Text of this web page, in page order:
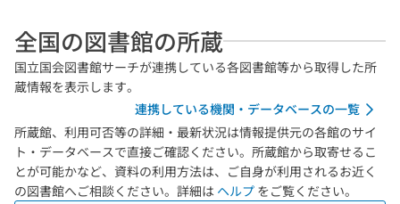
全国の図書館の所蔵
国立国会図書館サーチが連携している各図書館等から取得した所
蔵情報を表示します。
連携している機関・データベースの一覧
所蔵館、利用可否等の詳細・最新状況は情報提供元の各館のサイ
ト・データベースで直接ご確認ください。所蔵館から取寄せるこ
とが可能かなど、資料の利用方法は、ご自身が利用されるお近く
の図書館へご相談ください。詳細は ヘルプ をご覧ください。